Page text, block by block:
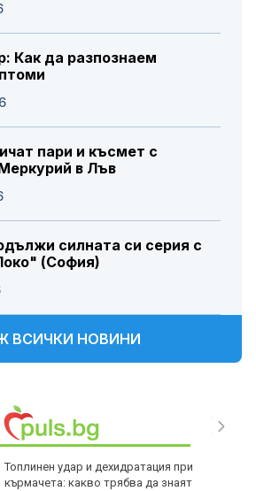
Как да разпознаем
пари и късмет с
в Лъв
силната си серия с
(София)
ВСИЧКИ НОВИНИ
Топлинен удар и дехидратация при
кърмачета: какво трябва да знаят